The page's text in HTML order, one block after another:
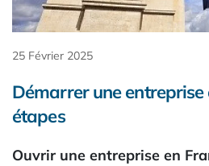
25 Février 2025
Démarrer une entreprise
étapes
Ouvrir une entreprise en